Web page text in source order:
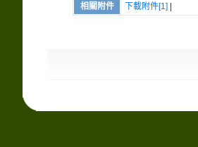
相關附件 下載附件[1]